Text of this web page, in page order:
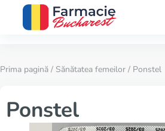
Prima pagină / Sănătatea femeilor / Ponstel
Ponstel